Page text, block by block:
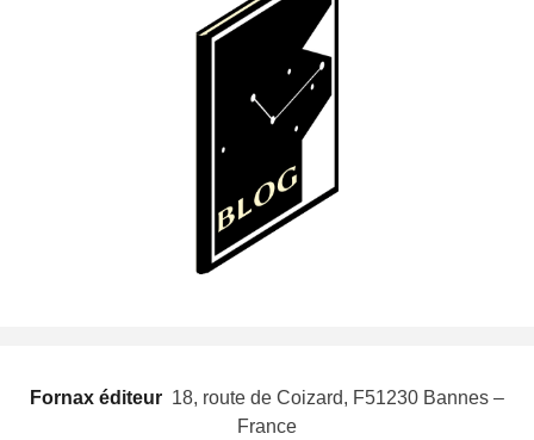
Fornax éditeur  18, route de Coizard, F51230 Bannes –
France